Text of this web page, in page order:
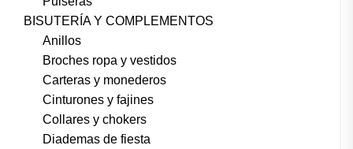
BISUTERÍA Y COMPLEMENTOS
Anillos
Broches ropa y vestidos
Carteras y monederos
Cinturones y fajines
Collares y chokers
Diademas de fiesta